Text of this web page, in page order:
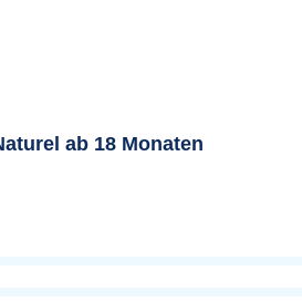
ab 18 Monaten